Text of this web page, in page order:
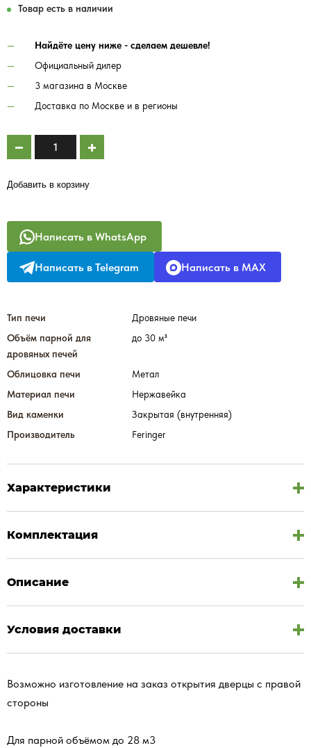
Товар есть в наличии
Найдёте цену ниже - сделаем дешевле!
Официальный дилер
3 магазина в Москве
Доставка по Москве и в регионы
Добавить в корзину
Написать в WhatsApp
Написать в Telegram Написать в MAX
Тип печи
Дровяные печи
Объём парной для
дровяных печей
до 30 м³
Облицовка печи
Метал
Материал печи
Нержавейка
Вид каменки
Закрытая (внутренняя)
Производитель
Feringer
Характеристики
Комплектация
Описание
Условия доставки
Возможно изготовление на заказ открытия дверцы с правой
стороны
Для парной объёмом до 28 м3